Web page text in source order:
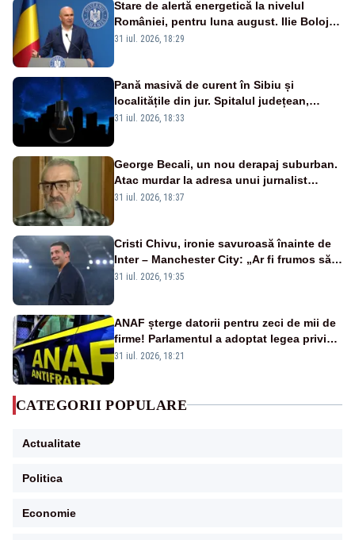
Stare de alertă energetică la nivelul
României, pentru luna august. Ilie Bolojan
a anunțat importuri și posibile restricții –
31 iul. 2026, 18:29
Pană masivă de curent în Sibiu și
localitățile din jur. Spitalul județean,
semafoarele, rețelele de telefonie, grav
31 iul. 2026, 18:33
George Becali, un nou derapaj suburban.
Atac murdar la adresa unui jurnalist
sportiv – AUDIO
31 iul. 2026, 18:37
Cristi Chivu, ironie savuroasă înainte de
Inter – Manchester City: „Ar fi frumos să
mai cumpărați și de la noi”
31 iul. 2026, 19:35
ANAF șterge datorii pentru zeci de mii de
firme! Parlamentul a adoptat legea privind
amnistia fiscală
31 iul. 2026, 18:21
CATEGORII POPULARE
Actualitate
Politica
Economie